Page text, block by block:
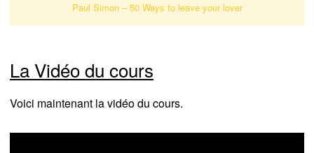
Paul Simon – 50 Ways to leave your lover
La Vidéo du cours
Voici maintenant la vidéo du cours.